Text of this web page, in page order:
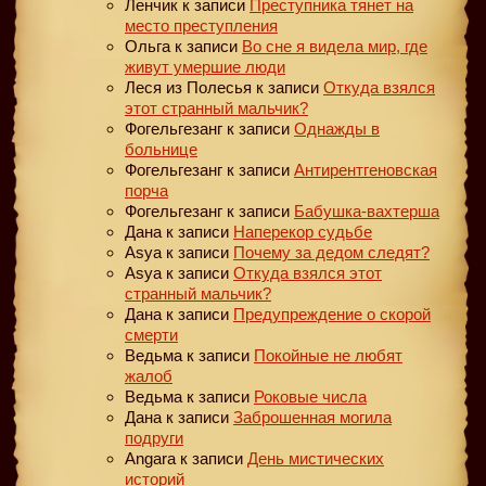
Ленчик к записи Преступника тянет на
место преступления
Ольга к записи Во сне я видела мир, где
живут умершие люди
Леся из Полесья к записи Откуда взялся
этот странный мальчик?
Фогельгезанг к записи Однажды в
больнице
Фогельгезанг к записи Антирентгеновская
порча
Фогельгезанг к записи Бабушка-вахтерша
Дана к записи Наперекор судьбе
Asya к записи Почему за дедом следят?
Asya к записи Откуда взялся этот
странный мальчик?
Дана к записи Предупреждение о скорой
смерти
Ведьма к записи Покойные не любят
жалоб
Ведьма к записи Роковые числа
Дана к записи Заброшенная могила
подруги
Angara к записи День мистических
историй